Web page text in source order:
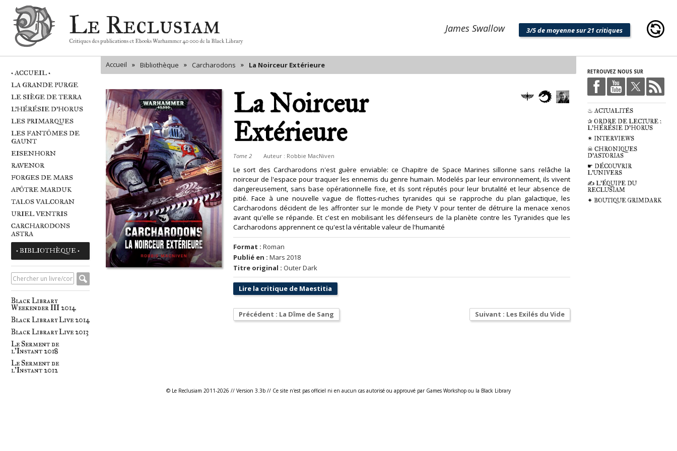
Le Reclusiam
Critiques des publications et Ebooks Warhammer 40 000 de la Black Library
James Swallow 3/5 de moyenne sur 21 critiques
• ACCUEIL •
LA GRANDE PURGE
LE SIÈGE DE TERRA
L'HÉRÉSIE D'HORUS
LES PRIMARQUES
LES FANTÔMES DE
GAUNT
EISENHORN
RAVENOR
FORGES DE MARS
APÔTRE MARDUK
TALOS VALCORAN
URIEL VENTRIS
CARCHARODONS
ASTRA
• BIBLIOTHÈQUE •
Black Library
Weekender III 2014
Black Library Live 2014
Black Library Live 2013
Le Serment de
l'Instant 2018
Le Serment de
l'Instant 2012
RETROUVEZ NOUS SUR
♨ ACTUALITÉS
✰ ORDRE DE LECTURE :
L'HÉRÉSIE D'HORUS
✶ INTERVIEWS
☠ CHRONIQUES
D'ASTORIAS
☛ DÉCOUVRIR
L'UNIVERS
✍ L'ÉQUIPE DU
RECLUSIAM
✦ BOUTIQUE GRIMDARK
Accueil » Bibliothèque » Carcharodons » La Noirceur Extérieure
La Noirceur
Extérieure
Tome 2 Auteur : Robbie MacNiven
Le sort des Carcharodons n'est guère enviable: ce Chapitre de Space Marines sillonne sans relâche la
noirceur de l'espace pour traquer les ennemis du genre humain. Modelés par leur environnement, ils vivent
dangereusement, sans base opérationnelle fixe, et ils sont réputés pour leur brutalité et leur absence de
pitié. Face à une nouvelle vague de flottes-ruches tyranides qui se rapproche du plan galactique, les
Carcharodons décident de les affronter sur le monde de Piety V pour tenter de détruire la menace xenos
avant qu'elle se répande. Et c'est en mobilisant les défenseurs de la planète contre les Tyranides que les
Carcharodons apprennent ce qu'est la véritable valeur de l'humanité
Format : Roman
Publié en : Mars 2018
Titre original : Outer Dark
Lire la critique de Maestitia
Précédent : La Dîme de Sang Suivant : Les Exilés du Vide
© Le Reclusiam 2011-2026 // Version 3.3b // Ce site n'est pas officiel ni en aucun cas autorisé ou approuvé par Games Workshop ou la Black Library